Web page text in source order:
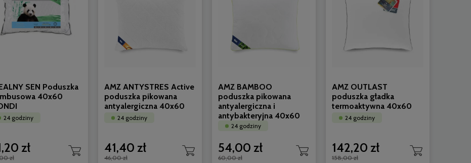
SEN Poduszka
40x60
24 godziny
zł
zł
AMZ ANTYSTRES Active
poduszka pikowana
antyalergiczna 40x60
24 godziny
41,40 zł
46,00 zł
AMZ BAMBOO
poduszka pikowana
antyalergiczna i
antybakteryjna 40x60
24 godziny
54,00 zł
60,00 zł
AMZ OUTLAST
poduszka gładka
termoaktywna 40x60
24 godziny
142,20 zł
158,00 zł